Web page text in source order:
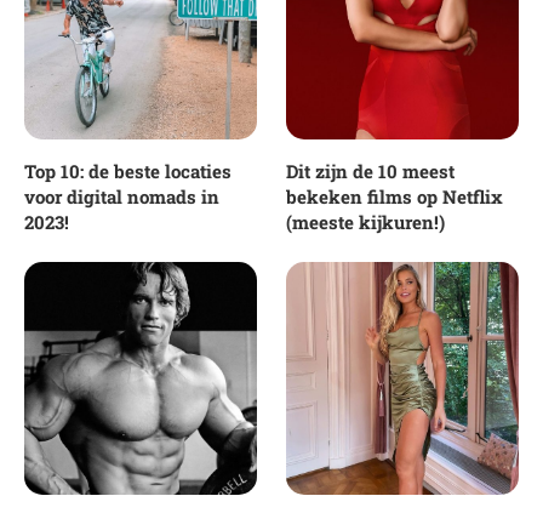
Top 10: de beste locaties
voor digital nomads in
2023!
Dit zijn de 10 meest
bekeken films op Netflix
(meeste kijkuren!)